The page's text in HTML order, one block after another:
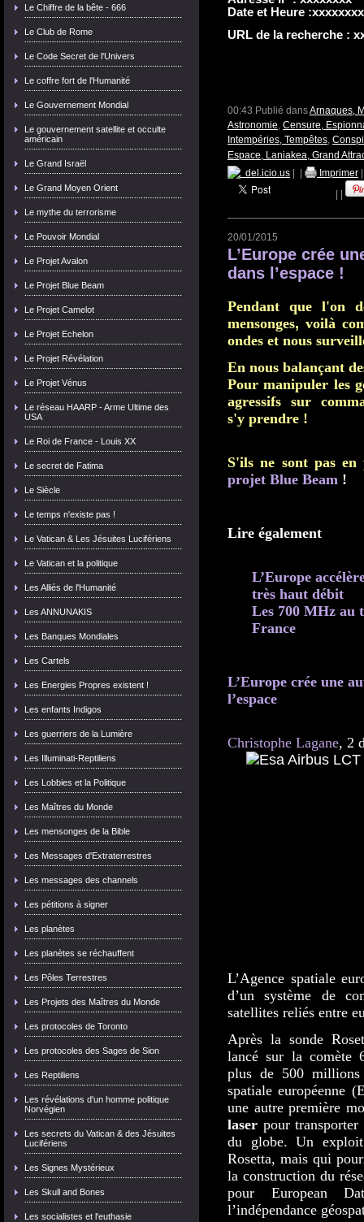
Le Chiffre de la bête - 666
Le Club de Rome
Le Code Secret de l'Univers
Le coffre fort de l'Humanité
Le Gouvernement Mondial
Le gouvernement satellite et occulte
américain
Le Grand Israël
Le Grand Moyen Orient
Le mythe du terrorisme
Le Pouvoir Mondial
Le Projet Avalon
Le Projet Blue Beam
Le Projet Camelot
Le Projet Echelon
Le Projet Révélation
Le Projet Vénus
Le réseau HAARP - Arme Ultime des
USA
Le Roi de France - Louis XX
Le secret de Fatima
Le Siècle
Le temps n'existe pas !
Le Vatican & Les Jésuites Lucifériens
Le Vatican et la politique
Les Alliés de l'Humanité
Les ANNUNAKIS
Les Banques Mondiales
Les Cartels
Les Energies Propres existent !
Les enfants Indigos
Les guerriers de la Lumière
Les Illuminati-Reptiliens
Les Lobbies et la Politique
Les Maîtres du Monde
Les mensonges de la Bible
Les Messages d'Extraterrestres
Les messages des channels
Les pétitions à signer
Les planètes
Les planètes se réchauffent
Les Pôles Terrestres
Les Projets des Maîtres du Monde
Les protocoles de Toronto
Les protocoles des Sages de Sion
Les Reptiliens
Les révélations d'un homme politique
Norvégien
Les secrets du Vatican & des Jésuites
Lucifériens
Les Signes Mystérieux
Les Skull and Bones
Les socialistes et l'euthasie
Date et Heure
URL de la recherche :
00:43 Publié dansArnaques,
Astronomie, Censure,
Intempéries, Tempêtes,
Espace, Laniakea, Grand
del.icio.us
Imprimer
20/01/2015
L’Europe crée
dans l’espace !
Pendant que l'on
mensonges, voilà
ondes et nous
En nous balançant
Pour manipuler les
agressifs sur
s'y prendre !
S'ils ne sont pas
projet Blue Beam !
Lire également
L’Europe
très haut débit
Les 700 MHz au
France
L’Europe crée une
l’espace
Christophe Lagane, 2
L’Agence spatiale
d’un système de
satellites reliés entre
Après la sonde
lancé sur la comète
plus de 500 millions
spatiale européenne
une autre première
laser pour
du globe. Un
Rosetta, mais qui
la construction du
pour European
l’indépendance